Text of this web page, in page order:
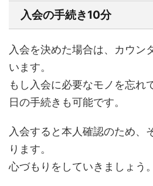
入会の手続き10分
入会を決めた場合は、カウン
います。
もし入会に必要なモノを忘れ
日の手続きも可能です。
入会すると本人確認のため、
ります。
心づもりをしていきましょう。